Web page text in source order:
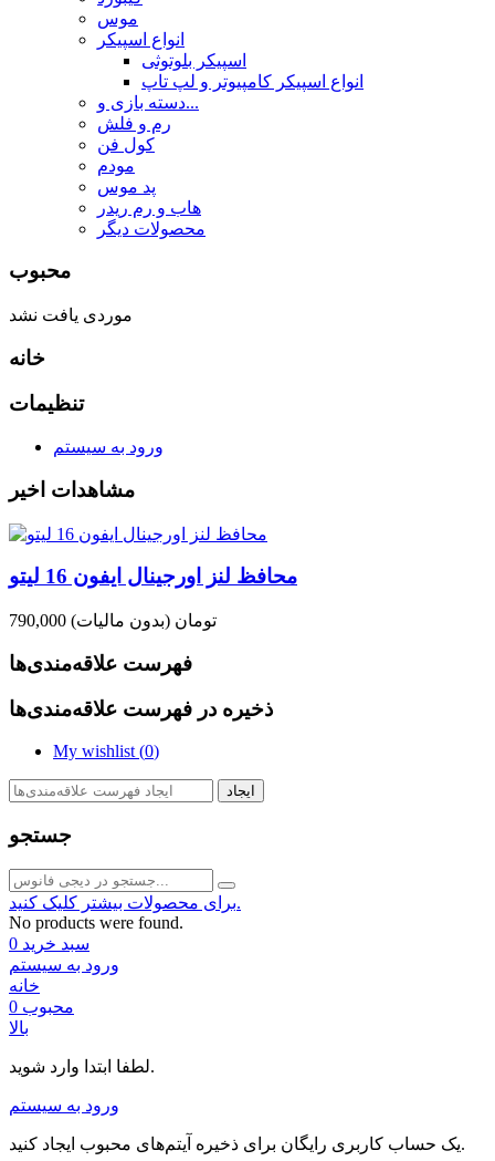
موس
انواع اسپیکر
اسپیکر بلوتوثی
انواع اسپیکر کامپیوتر و لپ تاپ
دسته بازی و...
رم و فلش
کول فن
مودم
پد موس
هاب و رم ریدر
محصولات دیگر
محبوب
موردی یافت نشد
خانه
تنظیمات
ورود به سیستم
مشاهدات اخیر
محافظ لنز اورجینال ایفون 16 لیتو
790,000 تومان (بدون مالیات)
فهرست علاقه‌مندی‌ها
ذخیره در فهرست علاقه‌مندی‌ها
My wishlist (0)
ایجاد
جستجو
برای محصولات بیشتر کلیک کنید.
No products were found.
سبد خرید 0
ورود به سیستم
خانه
محبوب 0
بالا
لطفا ابتدا وارد شوید.
ورود به سیستم
یک حساب کاربری رایگان برای ذخیره آیتم‌های محبوب ایجاد کنید.